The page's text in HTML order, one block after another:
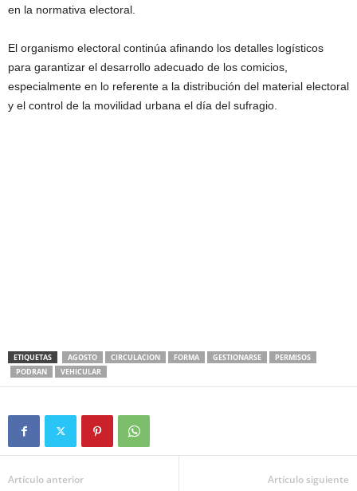
en la normativa electoral.
El organismo electoral continúa afinando los detalles logísticos
para garantizar el desarrollo adecuado de los comicios,
especialmente en lo referente a la distribución del material electoral
y el control de la movilidad urbana el día del sufragio.
ETIQUETAS AGOSTO CIRCULACION FORMA GESTIONARSE
PERMISOS
PODRAN
VEHICULAR
Artículo anterior Artículo siguiente